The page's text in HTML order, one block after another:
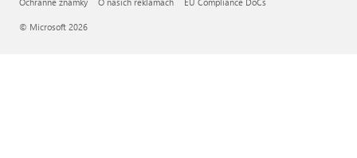
© Microsoft 2026